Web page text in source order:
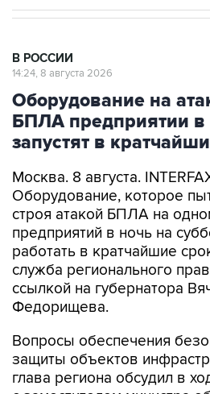
В РОССИИ
14:24, 8 августа 2026
Оборудование на
БПЛА предприятии
запустят в
Москва. 8 августа.
Оборудование, которое
строя атакой БПЛА на
предприятий в ночь на
работать в кратчайшие
служба регионального
ссылкой на губернатора
Федорищева.
Вопросы обеспечения
защиты объектов
глава региона обсудил в